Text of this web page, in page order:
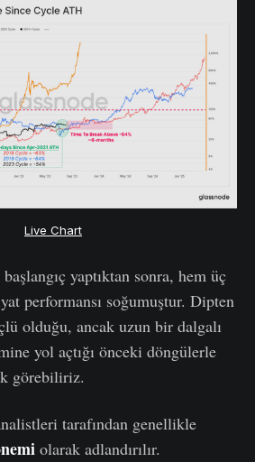
Live Chart
yaptıktan sonra, hem üç
performansı soğumuştur. Dipten
olduğu, ancak uzun bir dalgalı
yol açtığı önceki döngülerle
görebiliriz.
tarafından genellikle
olarak adlandırılır.